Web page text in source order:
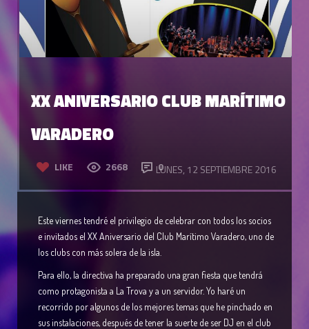
XX ANIVERSARIO CLUB MARÍTIMO
VARADERO
LIKE 2668 0
LUNES, 12 SEPTIEMBRE 2016
Este viernes tendré el privilegio de celebrar con todos los socios
e invitados el XX Aniversario del Club Marítimo Varadero, uno de
los clubs con más solera de la isla.
Para ello, la directiva ha preparado una gran fiesta que tendrá
como protagonista a La Trova y a un servidor. Yo haré un
recorrido por algunos de los mejores temas que he pinchado en
sus instalaciones, después de tener la suerte de ser DJ en el club